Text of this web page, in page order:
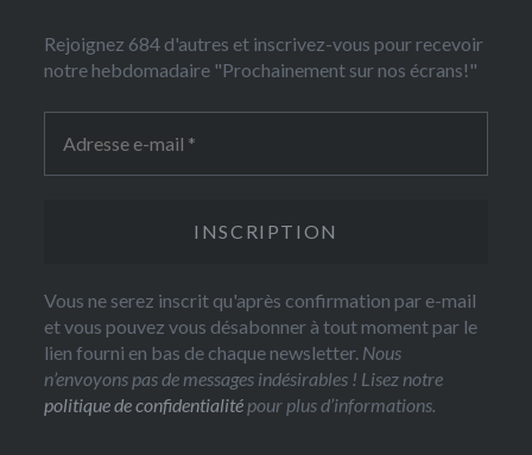
Rejoignez 684 d'autres et inscrivez-vous pour recevoir
notre hebdomadaire "Prochainement sur nos écrans!"
Vous ne serez inscrit qu'après confirmation par e-mail
et vous pouvez vous désabonner à tout moment par le
lien fourni en bas de chaque newsletter. Nous
n’envoyons pas de messages indésirables ! Lisez notre
politique de confidentialité pour plus d’informations.